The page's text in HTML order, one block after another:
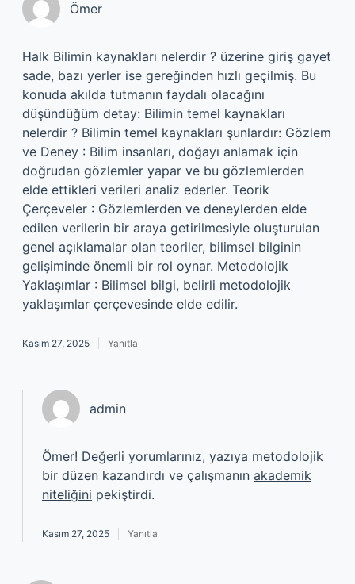
Ömer
Halk Bilimin kaynakları nelerdir ? üzerine giriş gayet
sade, bazı yerler ise gereğinden hızlı geçilmiş. Bu
konuda akılda tutmanın faydalı olacağını
düşündüğüm detay: Bilimin temel kaynakları
nelerdir ? Bilimin temel kaynakları şunlardır: Gözlem
ve Deney : Bilim insanları, doğayı anlamak için
doğrudan gözlemler yapar ve bu gözlemlerden
elde ettikleri verileri analiz ederler. Teorik
Çerçeveler : Gözlemlerden ve deneylerden elde
edilen verilerin bir araya getirilmesiyle oluşturulan
genel açıklamalar olan teoriler, bilimsel bilginin
gelişiminde önemli bir rol oynar. Metodolojik
Yaklaşımlar : Bilimsel bilgi, belirli metodolojik
yaklaşımlar çerçevesinde elde edilir.
Kasım 27, 2025 Yanıtla
admin
Ömer! Değerli yorumlarınız, yazıya metodolojik
bir düzen kazandırdı ve çalışmanın akademik
niteliğini pekiştirdi.
Kasım 27, 2025 Yanıtla